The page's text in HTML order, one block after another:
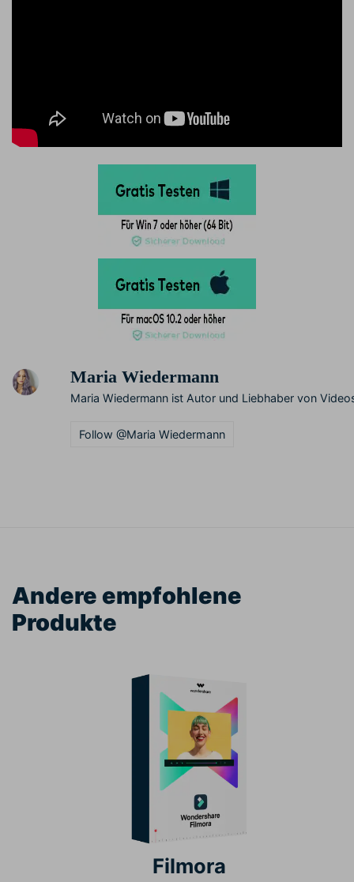
Maria Wiedermann
Maria Wiedermann ist Autor und Liebhaber von
Follow @Maria Wiedermann
Andere empfohlene
Produkte
Filmora